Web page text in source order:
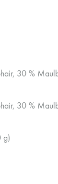
30 %
30 %
g)